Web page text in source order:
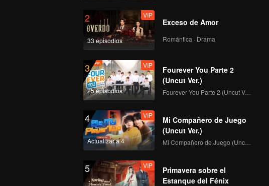
2
33 episodios
VIP
Exceso de Amor
Romántica · Drama
3
25 episodios
VIP
Fourever You Parte 2
(Uncut Ver.)
Fourever You Parte 2 (Uncut Ver.)
4
Actualizar a 4
VIP
Mi Compañero de Juego
(Uncut Ver.)
Mi Compañero de Juego (Uncut Ver.)
5 VIP
Primavera sobre el
Estanque del Fénix